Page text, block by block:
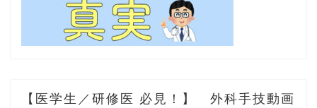
【医学生／研修医 必見！】 外科手技動画